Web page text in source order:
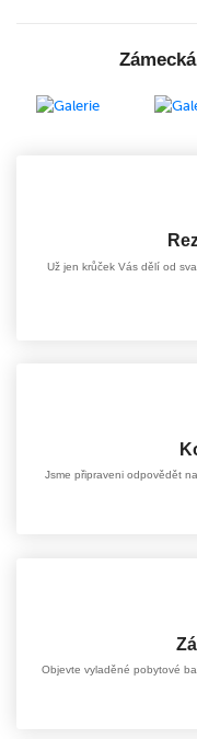
Už jen krůček Vás dělí od
Jsme připraveni odpovědět
Objevte vyladěné pobytové